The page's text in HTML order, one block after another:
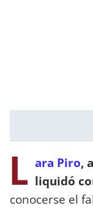
L ara Piro,
liquidó
conocerse el